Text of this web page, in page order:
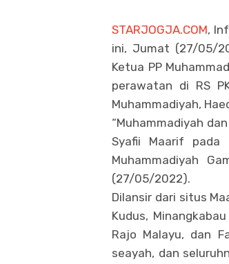
STARJOGJA.COM,
ini, Jumat (27/05/
Ketua PP
perawatan di RS
Muhammadiyah,
“Muhammadiyah
Syafii Maarif
Muhammadiyah
(27/05/2022).
Dilansir dari situs
Kudus,
Rajo Malayu, dan
seayah, dan